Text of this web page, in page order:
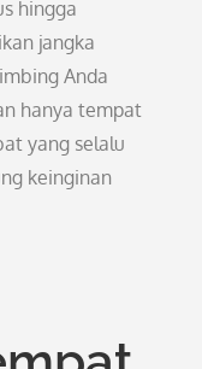
hingga
jangka
Anda
hanya tempat
yang selalu
keinginan